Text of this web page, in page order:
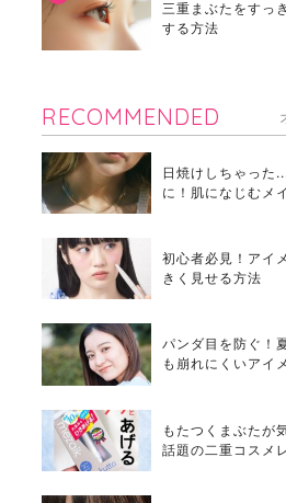
三重まぶたをすっ
する方法
RECOMMENDED
日焼けしちゃった
に！肌になじむメ
初心者必見！アイ
きく見せる方法
パンダ目を防ぐ！
も崩れにくいアイ
もたつくまぶたが
話題の二重コスメ